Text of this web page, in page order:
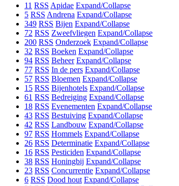
11 RSS Apidae Expand/Collapse
5 RSS Andrena Expand/Collapse
349 RSS Bijen Expand/Collapse
72 RSS Zweefvliegen Expand/Collapse
200 RSS Onderzoek Expand/Collapse
32 RSS Boeken Expand/Collapse
94 RSS Beheer Expand/Collapse
77 RSS In de pers Expand/Collapse
57 RSS Bloemen Expand/Collapse
15 RSS Bijenhotels Expand/Collapse
61 RSS Bedreiging Expand/Collapse
18 RSS Evenementen Expand/Collapse
43 RSS Bestuiving Expand/Collapse
42 RSS Landbouw Expand/Collapse
97 RSS Hommels Expand/Collapse
26 RSS Determinatie Expand/Collapse
16 RSS Pesticiden Expand/Collapse
38 RSS Honingbij Expand/Collapse
23 RSS Concurrentie Expand/Collapse
6 RSS Dood hout Expand/Collapse